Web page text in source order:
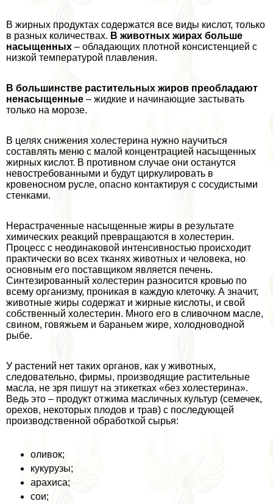
В жирных продуктах содержатся все виды кислот, только
в разных количествах. В животных жирах больше
насыщенных – обладающих плотной консистенцией с
низкой температурой плавления.
В большинстве растительных жиров преобладают
ненасыщенные – жидкие и начинающие застывать
только на морозе.
В целях снижения холестерина нужно научиться
составлять меню с малой концентрацией насыщенных
жирных кислот. В противном случае они останутся
невостребованными и будут циркулировать в
кровеносном русле, опасно контактируя с сосудистыми
стенками.
Нерастраченные насыщенные жиры в результате
химических реакций превращаются в холестерин.
Процесс с неодинаковой интенсивностью происходит
пpaктически во всех тканях животных и человека, но
основным его поставщиком является печень.
Синтезированный холестерин разносится кровью по
всему организму, проникая в каждую клеточку. А значит,
животные жиры содержат и жирные кислоты, и свой
собственный холестерин. Много его в сливочном масле,
свином, говяжьем и бapaньем жире, холодноводной
рыбе.
У растений нет таких органов, как у животных,
следовательно, фирмы, производящие растительные
масла, не зря пишут на этикетках «без холестерина».
Ведь это – продукт отжима масличных культур (семечек,
орехов, некоторых плодов и трав) с последующей
производственной обработкой сырья:
оливок;
кукурузы;
арахиса;
сои;